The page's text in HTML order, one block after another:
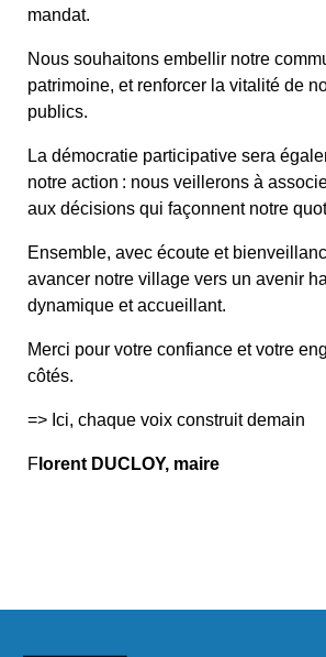
mandat.
Nous souhaitons embellir notre
patrimoine, et renforcer la vitalité de
publics.
La démocratie participative sera
notre action : nous veillerons à
aux décisions qui façonnent notre
Ensemble, avec écoute et
avancer notre village vers un avenir
dynamique et accueillant.
Merci pour votre confiance et votre
côtés.
=> Ici, chaque voix construit demain
F lorent DUCLOY, maire